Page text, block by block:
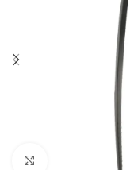
Click to enlarge